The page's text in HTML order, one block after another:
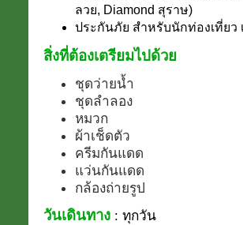
ลวย, Diamond สุราษ)
ประกันภัย สำหรับนักท่องเที่ยว
สิ่งที่ต้องเตรียมไปด้วย
ชุดว่ายน้ำ
ชุดลำลอง
หมวก
ผ้าเช็ดตัว
ครีมกันแดด
แว่นกันแดด
กล้องถ่ายรูป
วันเดินทาง : ทุกวัน